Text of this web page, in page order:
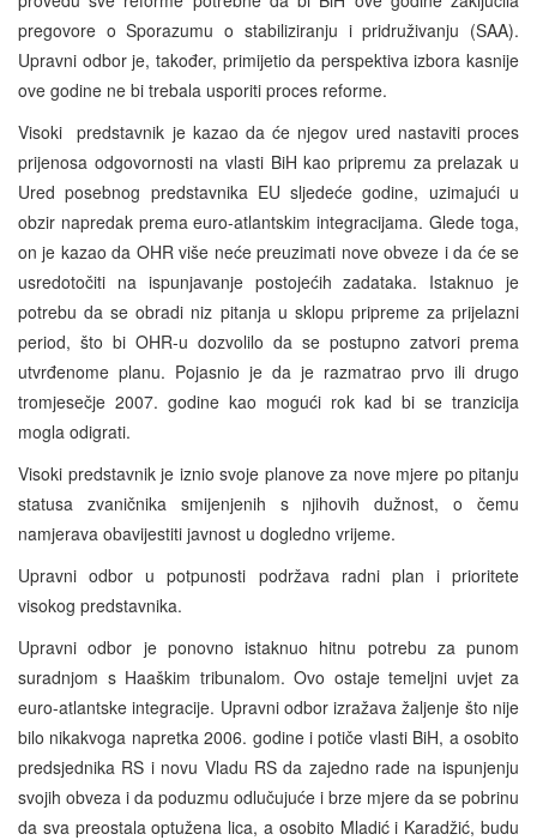
pregovore o Sporazumu o stabiliziranju i pridruživanju (SAA).
Upravni odbor je, također, primijetio da perspektiva izbora kasnije
ove godine ne bi trebala usporiti proces reforme.
Visoki predstavnik je kazao da će njegov ured nastaviti proces
prijenosa odgovornosti na vlasti BiH kao pripremu za prelazak u
Ured posebnog predstavnika EU sljedeće godine, uzimajući u
obzir napredak prema euro-atlantskim integracijama. Glede toga,
on je kazao da OHR više neće preuzimati nove obveze i da će se
usredotočiti na ispunjavanje postojećih zadataka. Istaknuo je
potrebu da se obradi niz pitanja u sklopu pripreme za prijelazni
period, što bi OHR-u dozvolilo da se postupno zatvori prema
utvrđenome planu. Pojasnio je da je razmatrao prvo ili drugo
tromjesečje 2007. godine kao mogući rok kad bi se tranzicija
mogla odigrati.
Visoki predstavnik je iznio svoje planove za nove mjere po pitanju
statusa zvaničnika smijenjenih s njihovih dužnost, o čemu
namjerava obavijestiti javnost u dogledno vrijeme.
Upravni odbor u potpunosti podržava radni plan i prioritete
visokog predstavnika.
Upravni odbor je ponovno istaknuo hitnu potrebu za punom
suradnjom s Haaškim tribunalom. Ovo ostaje temeljni uvjet za
euro-atlantske integracije. Upravni odbor izražava žaljenje što nije
bilo nikakvoga napretka 2006. godine i potiče vlasti BiH, a osobito
predsjednika RS i novu Vladu RS da zajedno rade na ispunjenju
svojih obveza i da poduzmu odlučujuće i brze mjere da se pobrinu
da sva preostala optužena lica, a osobito Mladić i Karadžić, budu